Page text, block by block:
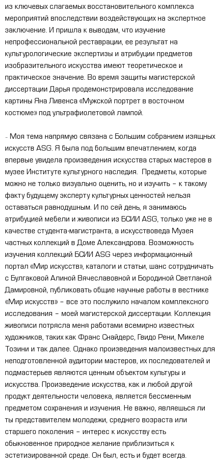
из ключевых слагаемых восстановительного комплекса
мероприятий впоследствии воздействующих на экспертное
заключение. И пришла к выводам, что изучение
непрофессиональной реставрации, ее результат на
культурологические экспертизы и атрибуции предметов
изобразительного искусства имеют теоретическое и
практическое значение. Во время защиты магистерской
диссертации Дарья продемонстрировала исследование
картины Яна Ливенса «Мужской портрет в восточном
костюме» под ультрафиолетовой лампой.
– Моя тема напрямую связана с Большим собранием изящных
искусств ASG. Я была под большим впечатлением, когда
впервые увидела произведения искусства старых мастеров в
музее Институте культурного наследия. Предметы, которые
можно не только визуально оценить, но и изучить – к такому
факту будущему эксперту культурных ценностей нельзя
оставаться равнодушным. И по сей день, я занимаюсь
атрибуцией мебели и живописи из БСИИ ASG, только уже не в
качестве студента-магистранта, а искусствоведа Музея
частных коллекций в Доме Александрова. Возможность
изучения коллекций БСИИ ASG через информационный
портал «Мир искусств», каталоги и статьи, шанс сотрудничать
с Булгаковой Алиной Вячеславовной и Бородиной Светланой
Дамировной, публиковать общие научные работы в вестнике
«Мир искусств» – все это послужило началом комплексного
исследования – моей магистерской диссертации. Коллекция
живописи потрясла меня работами всемирно известных
художников, таких как Франс Снайдерс, Гвидо Рени, Микеле
Тозини и так далее. Однако произведения малоизвестных для
неподготовленной аудитории мастеров, их последователей и
подмастерьев являются ценным объектом культуры и
искусства. Произведение искусства, как и любой другой
продукт деятельности человека, является бессменным
предметом сохранения и изучения. Не важно, являешься ли
ты представителем молодежи, среднего возраста или
старшего поколения – интерес к искусству есть
обыкновенное природное желание приблизиться к
эстетизированной среде. Он был, есть и будет всегда.